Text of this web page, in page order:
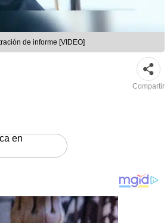
de informe [VIDEO]
Compartir
en